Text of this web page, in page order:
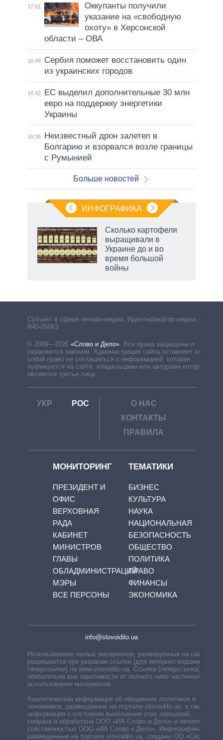
17:01
Оккупанты получили
указание на «свободную
охоту» в Херсонской
области – ОВА
16:48
Сербия поможет восстановить один
из украинских городов
16:42
ЕС выделил дополнительные 30 млн
евро на поддержку энергетики
Украины
16:36
Неизвестный дрон залетел в
Болгарию и взорвался возле границы
с Румынией
Больше новостей
ИНФОГРАФИКА
Сколько картофеля
выращивали в
Украине до и во
время большой
войны
Субъект в сфере онлайн-медиа. Идентификатор медиа –
R40-05063
© 2009—2026 «Слово и Дело» Все права защищены и
охраняются законом. Администрация сайта оставляет за
собой право не соглашаться с информацией, которая
публикуется на сайте, владельцами или авторами которой
являются третьи лица.
УКР РОС
О НАС
КОНТАКТЫ
ПРАВИЛА
МОНИТОРИНГ
ПРЕЗИДЕНТ И
ОФИС
ВЕРХОВНАЯ
РАДА
КАБИНЕТ
МИНИСТРОВ
ГЛАВЫ
ОБЛАДМИНИСТРАЦИЙ
МЭРЫ
ВСЕ ПЕРСОНЫ
ТЕМАТИКИ
БИЗНЕС
КУЛЬТУРА
НАУКА
НАЦИОНАЛЬНАЯ
БЕЗОПАСНОСТЬ
ОБЩЕСТВО
ПОЛИТИКА
ПРАВО
ФИНАНСЫ
ЭКОНОМИКА
info@slovoidilo.ua
Использование любых материалов, размещённых на сайте,
разрешается при указании ссылки (для интернет-изданий —
гиперссылки) на www.slovoidilo.ua. Ссылка (гиперссылка)
обязательна вне зависимости от полного либо частичного
использования материалов.
Аналитическая информация об обещаниях политиков и
чиновников, размещенных на портале slovoidilo.ua, а также
информация о состоянии выполнения этих обещаний,
собрана и обработана ООО «ИА Слово и Дело» и является
собственностью ООО «ИА Слово и Дело». Инфографики,
размещенные на портале slovoidilo.ua, созданы ОО «Система